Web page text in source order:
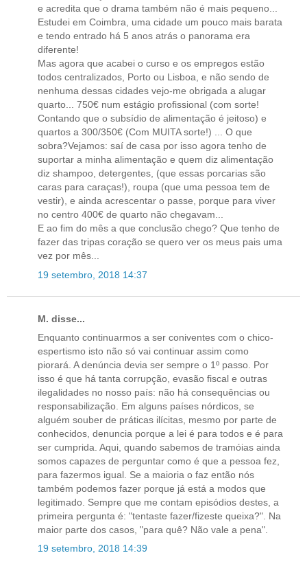
e acredita que o drama também não é mais pequeno...
Estudei em Coimbra, uma cidade um pouco mais barata
e tendo entrado há 5 anos atrás o panorama era
diferente!
Mas agora que acabei o curso e os empregos estão
todos centralizados, Porto ou Lisboa, e não sendo de
nenhuma dessas cidades vejo-me obrigada a alugar
quarto... 750€ num estágio profissional (com sorte!
Contando que o subsídio de alimentação é jeitoso) e
quartos a 300/350€ (Com MUITA sorte!) ... O que
sobra?Vejamos: saí de casa por isso agora tenho de
suportar a minha alimentação e quem diz alimentação
diz shampoo, detergentes, (que essas porcarias são
caras para caraças!), roupa (que uma pessoa tem de
vestir), e ainda acrescentar o passe, porque para viver
no centro 400€ de quarto não chegavam...
E ao fim do mês a que conclusão chego? Que tenho de
fazer das tripas coração se quero ver os meus pais uma
vez por mês...
19 setembro, 2018 14:37
M. disse...
Enquanto continuarmos a ser coniventes com o chico-
espertismo isto não só vai continuar assim como
piorará. A denúncia devia ser sempre o 1º passo. Por
isso é que há tanta corrupção, evasão fiscal e outras
ilegalidades no nosso país: não há consequências ou
responsabilização. Em alguns países nórdicos, se
alguém souber de práticas ilícitas, mesmo por parte de
conhecidos, denuncia porque a lei é para todos e é para
ser cumprida. Aqui, quando sabemos de tramóias ainda
somos capazes de perguntar como é que a pessoa fez,
para fazermos igual. Se a maioria o faz então nós
também podemos fazer porque já está a modos que
legitimado. Sempre que me contam episódios destes, a
primeira pergunta é: "tentaste fazer/fizeste queixa?". Na
maior parte dos casos, "para quê? Não vale a pena".
19 setembro, 2018 14:39